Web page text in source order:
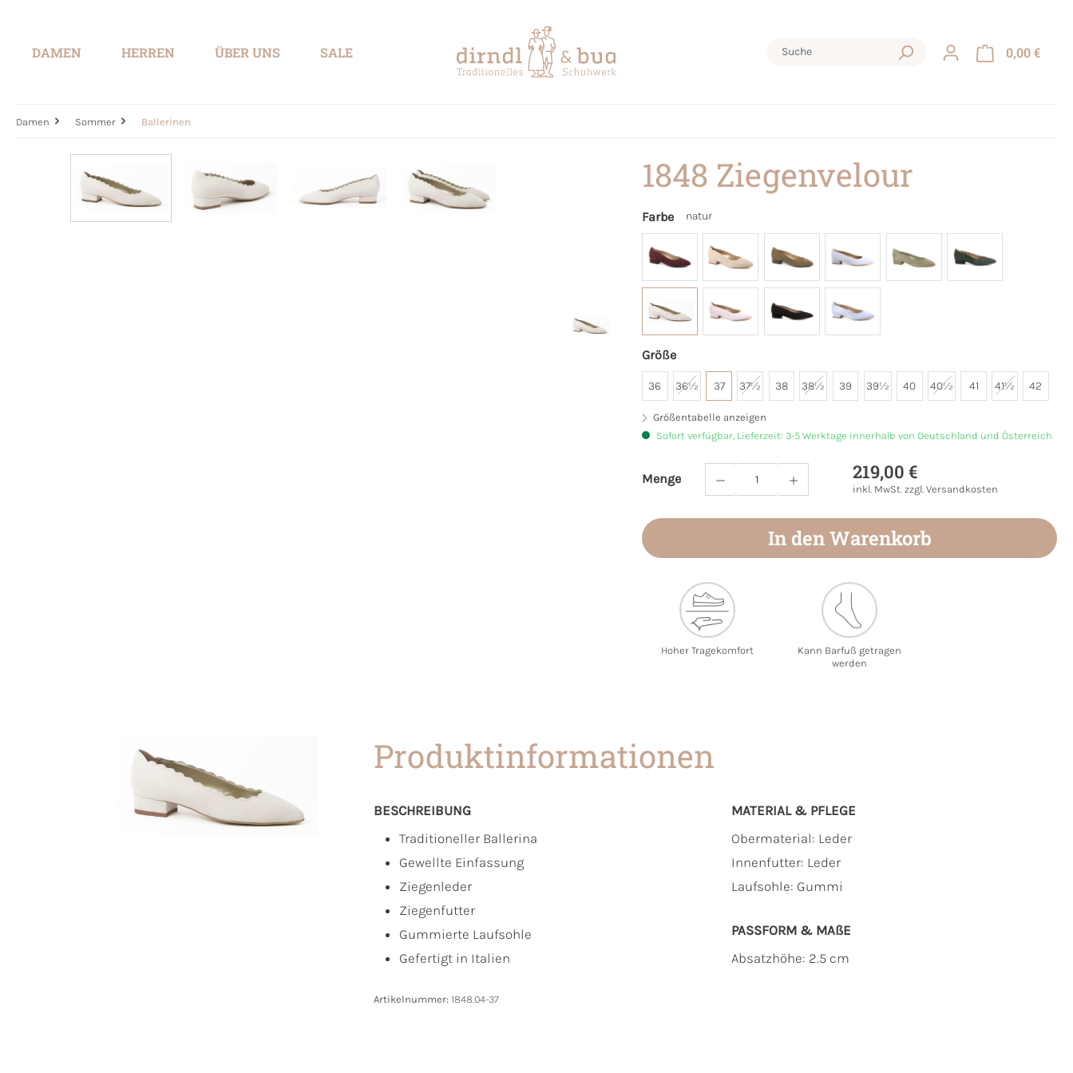
DAMEN HERREN ÜBER UNS SALE 0,00 €
Damen Sommer Ballerinen
1848 Ziegenvelour
Farbe natur
Größe
36 36½ 37 37½ 38 38½ 39 39½ 40 40½ 41 41½ 42
Größentabelle anzeigen
Sofort verfügbar, Lieferzeit: 3-5 Werktage innerhalb von Deutschland und Österreich
Menge
Produkt Anzahl: Gib den gewünschten Wert ein
219,00 €
inkl. MwSt. zzgl. Versandkosten
In den Warenkorb
Hoher Tragekomfort
Kann Barfuß getragen
werden
Produktinformationen
BESCHREIBUNG
Traditioneller Ballerina
Gewellte Einfassung
Ziegenleder
Ziegenfutter
Gummierte Laufsohle
Gefertigt in Italien
MATERIAL & PFLEGE
Obermaterial: Leder
Innenfutter: Leder
Laufsohle: Gummi
PASSFORM & MAẞE
Absatzhöhe: 2.5 cm
Artikelnummer: 1848.04-37